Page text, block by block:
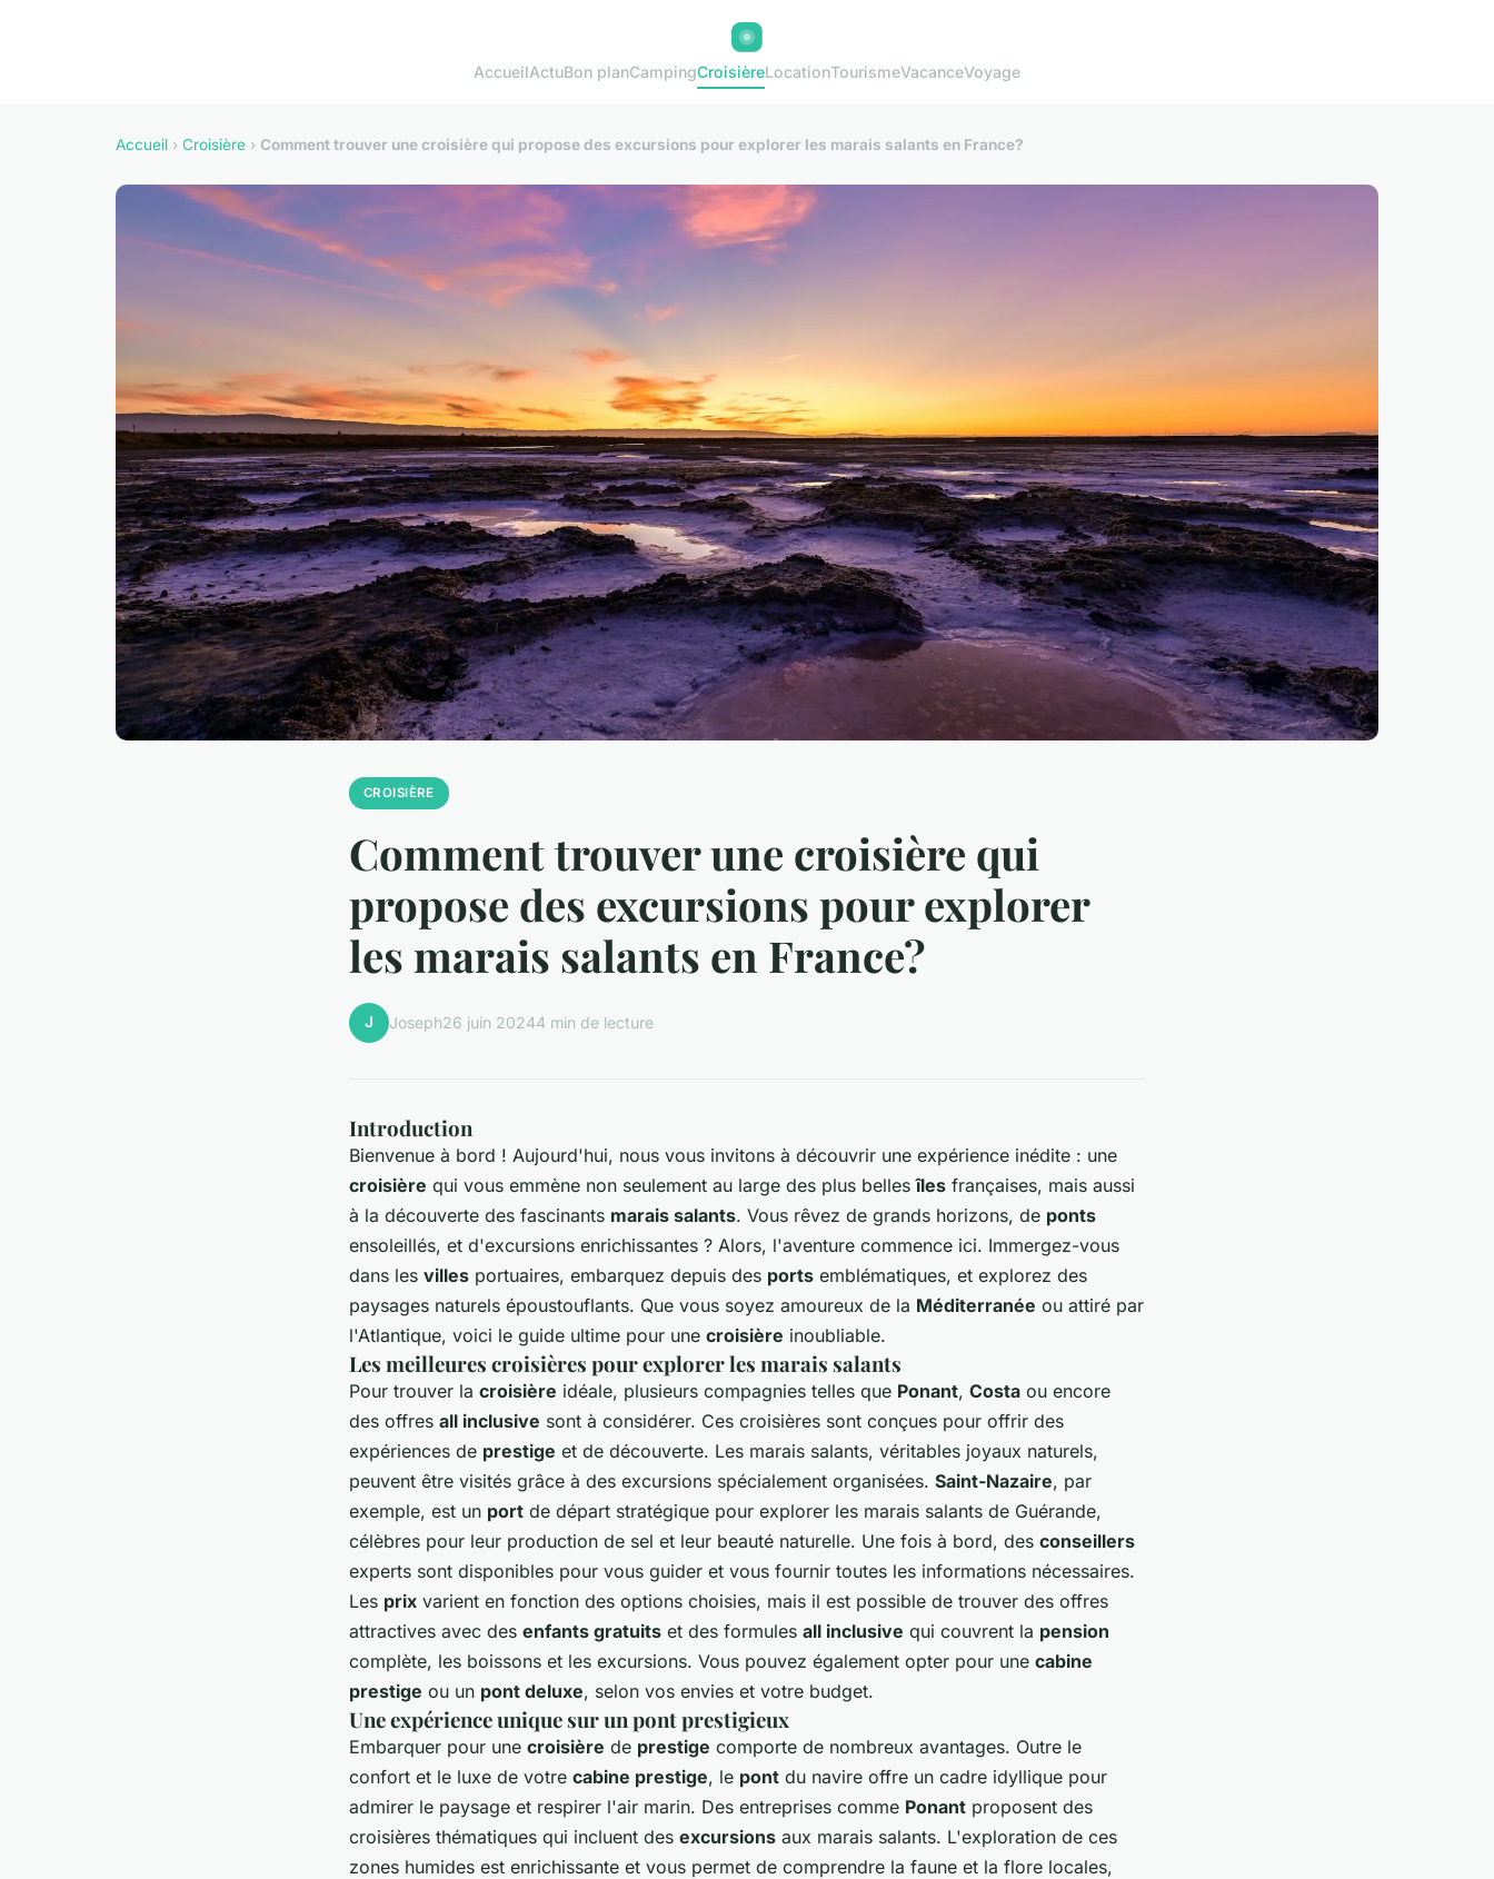
AccueilActuBon planCampingCroisièreLocationTourismeVacanceVoyage
Accueil › Croisière › Comment trouver une croisière qui propose des excursions pour explorer les marais salants en France?
CROISIÈRE
Comment trouver une croisière qui
propose des excursions pour explorer
les marais salants en France?
J Joseph26 juin 20244 min de lecture
Introduction
Bienvenue à bord ! Aujourd'hui, nous vous invitons à découvrir une expérience inédite : une
croisière qui vous emmène non seulement au large des plus bellesîles françaises, mais aussi
à la découverte des fascinants marais salants. Vous rêvez de grands horizons, de ponts
ensoleillés, et d'excursions enrichissantes ? Alors, l'aventure commence ici. Immergez-vous
dans les villes portuaires, embarquez depuis des ports emblématiques, et explorez des
paysages naturels époustouflants. Que vous soyez amoureux de la Méditerranée ou attiré par
l'Atlantique, voici le guide ultime pour une croisière inoubliable.
Les meilleures croisières pour explorer les marais salants
Pour trouver la croisière idéale, plusieurs compagnies telles que Ponant, Costa ou encore
des offres all inclusive sont à considérer. Ces croisières sont conçues pour offrir des
expériences de prestige et de découverte. Les marais salants, véritables joyaux naturels,
peuvent être visités grâce à des excursions spécialement organisées. Saint-Nazaire, par
exemple, est un port de départ stratégique pour explorer les marais salants de Guérande,
célèbres pour leur production de sel et leur beauté naturelle. Une fois à bord, des conseillers
experts sont disponibles pour vous guider et vous fournir toutes les informations nécessaires.
Les prix varient en fonction des options choisies, mais il est possible de trouver des offres
attractives avec des enfants gratuits et des formules all inclusive qui couvrent la pension
complète, les boissons et les excursions. Vous pouvez également opter pour une cabine
prestige ou un pont deluxe, selon vos envies et votre budget.
Une expérience unique sur un pont prestigieux
Embarquer pour une croisière de prestige comporte de nombreux avantages. Outre le
confort et le luxe de votre cabine prestige, le pont du navire offre un cadre idyllique pour
admirer le paysage et respirer l'air marin. Des entreprises comme Ponant proposent des
croisières thématiques qui incluent des excursions aux marais salants. L'exploration de ces
zones humides est enrichissante et vous permet de comprendre la faune et la flore locales,